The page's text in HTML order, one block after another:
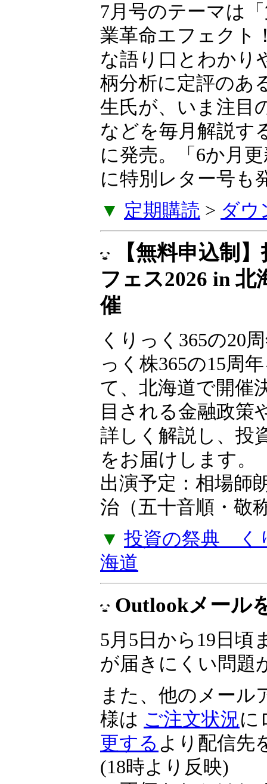
7月号のテーマは
業革命エフェクト
な語り口とわかり
柄分析に定評のあ
生氏が、いま注目
などを毎月解説す
に発売。「6か月
に特別レター号も
▼ 定期購読 > ダウ
【無料申込制
フェス2026 in
催
くりっく365の20
っく株365の15周
て、北海道で開催
目される金融政策
詳しく解説し、投
をお届けします。
出演予定：相場師
治（五十音順・敬
▼ 投資の祭典 く
海道
Outlookメール
5月5日から19日頃
が届きにくい問題
また、他のメール
様は ご注文状況に
更する より配信先
(18時より反映)